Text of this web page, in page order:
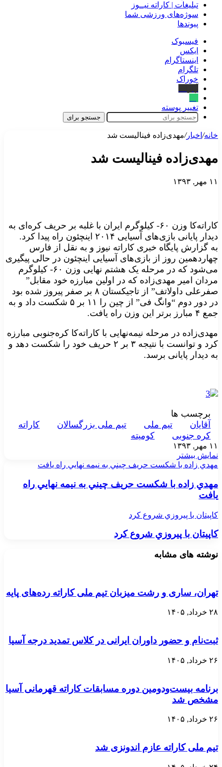
تبلیغات | کاراته نیــوز
سوژه‌های ورزشی شما
پیوندها
فیسبوک
ایکس
اینستاگرام
تلگرام
خوراک
تغییر پوسته
جستجو برای
خانه/ اخبار/مهدی‌زاده فینالیست شد
مهدی‌زاده فینالیست شد
۱۱ مهر, ۱۳۹۳
کاراته‌کا وزن ۶۰- کیلوگرم ایران با غلبه بر حریف کره‌ای به
دیدار پایانی بازی‌های آسیایی ۲۰۱۴ اینچئون راه پیدا کرد.
به گزارش پایگاه خبری کاراته نیوز و به نقل از فارس
چهاردهمین روز از بازی‌های آسیایی اینچئون در حالی پیگیری
می‌شود که در مرحله یک هشتم نهایی وزن ۶۰- کیلوگرم
مردان امیر مهدی‌زاده که در اولین مبارزه خود مقابل”
صفرعلی داولاتف” از تاجیکستان ۸ بر صفر پیروز شده بود
در دور دوم “وانگ فی” از چین را ۱۱ بر ۵ شکست داد و به
جمع ۴ مبارز برتر این وزن راه یافت.
مهدی‌زاده در مرحله نیمه‌نهایی با کاراته‌کا کره‌‌جنوبی مبارزه
کرد و توانست با نتیجه ۳ بر ۲ حریف خود را شکست دهد و
به دیدار پایانی برسد.
برچسب ها
آقايان
تيم ملی تيم ملی بزرگسالان
کاراته
کره جنوبی
کوميته
۱۱ مهر, ۱۳۹۳
نمایش بیشتر
مهدي زاده با شکست حريف چيني به نيمه نهايي راه يافت
مهدي زاده با شکست حريف چيني به نيمه نهايي راه
يافت
کاپيتان با پيروزي شروع کرد
کاپيتان با پيروزي شروع کرد
نوشته های مشابه
تهران، ساری و رشت میزبان تیم ملی کاراته رده‌های پایه
۲۸ خرداد, ۱۴۰۵
ثبت‌نام و حضور داوران ایرانی در کلاس تمدید درجه آسیا
۲۶ خرداد, ۱۴۰۵
برنامه بیست‌ودومین دوره مسابقات کاراته قهرمانی آسیا
مشخص شد
۲۶ خرداد, ۱۴۰۵
تیم ملی کاراته عازم اندونزی شد